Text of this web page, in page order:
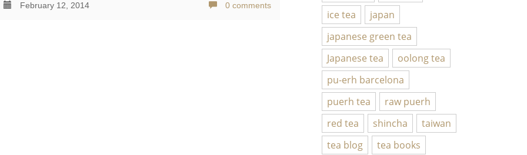
February 12, 2014 0 comments
ice tea
japan
japanese green tea
Japanese tea
oolong tea
pu-erh barcelona
puerh tea
raw puerh
red tea
shincha
taiwan
tea blog
tea books